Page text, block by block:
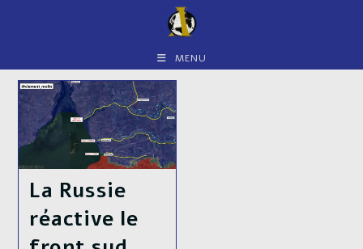
MENU
La Russie
réactive le